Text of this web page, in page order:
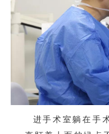
进手术室躺在手